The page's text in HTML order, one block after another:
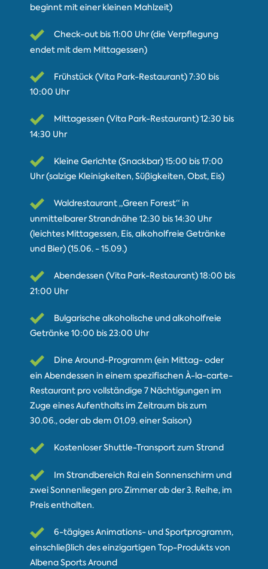
beginnt mit einer kleinen Mahlzeit)
Check-out bis 11:00 Uhr (die Verpflegung
endet mit dem Mittagessen)
Frühstück (Vita Park-Restaurant) 7:30 bis
10:00 Uhr
Mittagessen (Vita Park-Restaurant) 12:30 bis
14:30 Uhr
Kleine Gerichte (Snackbar) 15:00 bis 17:00
Uhr (salzige Kleinigkeiten, Süßigkeiten, Obst, Eis)
Waldrestaurant „Green Forest“ in
unmittelbarer Strandnähe 12:30 bis 14:30 Uhr
(leichtes Mittagessen, Eis, alkoholfreie Getränke
und Bier) (15.06. - 15.09.)
Abendessen (Vita Park-Restaurant) 18:00 bis
21:00 Uhr
Bulgarische alkoholische und alkoholfreie
Getränke 10:00 bis 23:00 Uhr
Dine Around-Programm (ein Mittag- oder
ein Abendessen in einem spezifischen À-la-carte-
Restaurant pro vollständige 7 Nächtigungen im
Zuge eines Aufenthalts im Zeitraum bis zum
30.06., oder ab dem 01.09. einer Saison)
Kostenloser Shuttle-Transport zum Strand
Im Strandbereich Rai ein Sonnenschirm und
zwei Sonnenliegen pro Zimmer ab der 3. Reihe, im
Preis enthalten.
6-tägiges Animations- und Sportprogramm,
einschließlich des einzigartigen Top-Produkts von
Albena Sports Around